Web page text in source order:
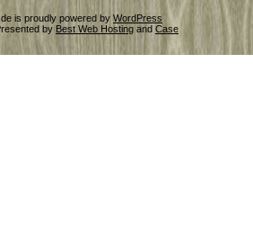
is proudly powered by WordPress
by Best Web Hosting and Case